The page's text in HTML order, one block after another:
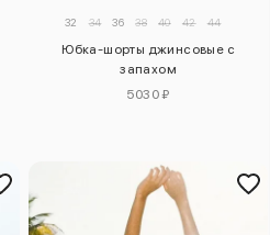
32 34 36 38 40 42 44
Юбка-шорты джинсовые с
запахом
5030 ₽